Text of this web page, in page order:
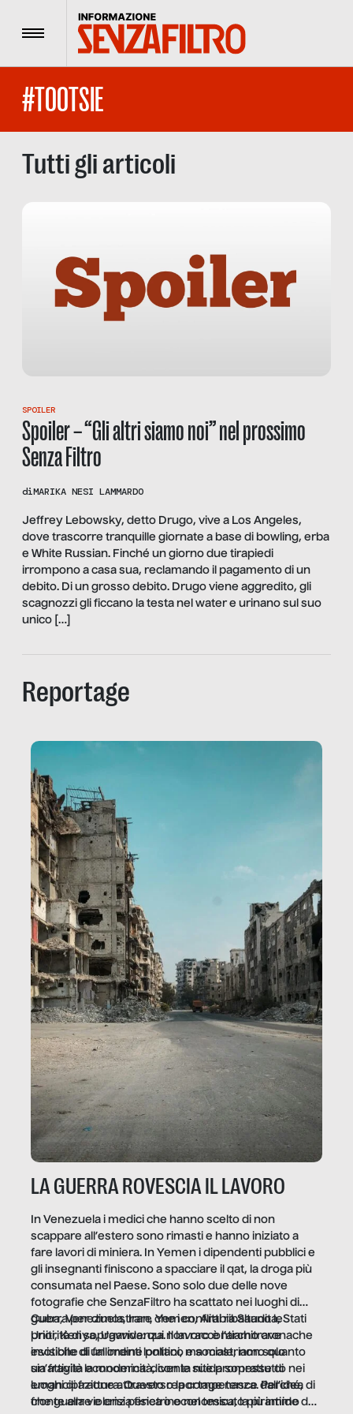
Menu
#TOOTSIE
Tutti gli articoli
SPOILER
Spoiler – “Gli altri siamo noi” nel prossimo
Senza Filtro
diMARIKA NESI LAMMARDO
Jeffrey Lebowsky, detto Drugo, vive a Los Angeles,
dove trascorre tranquille giornate a base di bowling, erba
e White Russian. Finché un giorno due tirapiedi
irrompono a casa sua, reclamando il pagamento di un
debito. Di un grosso debito. Drugo viene aggredito, gli
scagnozzi gli ficcano la testa nel water e urinano sul suo
unico […]
Reportage
LA GUERRA ROVESCIA IL LAVORO
In Venezuela i medici che hanno scelto di non
scappare all’estero sono rimasti e hanno iniziato a
fare lavori di miniera. In Yemen i dipendenti pubblici e
gli insegnanti finiscono a spacciare il qat, la droga più
consumata nel Paese. Sono solo due delle nove
fotografie che SenzaFiltro ha scattato nei luoghi di
guerra per dimostrare che i conflitti ribaltano le
priorità di sopravvivenza. Il lavoro è l’architrave
invisibile di un ordine politico e sociale, non solo
un’attività economica: diventa nitida soprattutto nei
luoghi di frattura. Questo reportage nasce dall’idea
che guerre e crisi penetrino nel tessuto più intimo
Cuba, Venezuela, Iran, Yemen, Arabia Saudita, Stati
Uniti, Kenya, Uganda: qui non raccontiamo cronache
esotiche di fallimenti lontani, ma mostriamo quanto
sia fragile la modernità, con le sue promesse di
emancipazione attraverso la competenza. Perché, di
fronte alla violenza fisica o economica, la piramide del